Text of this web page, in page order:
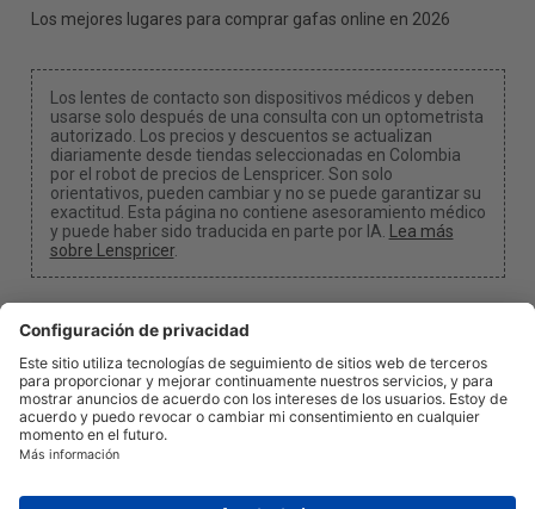
Los mejores lugares para comprar gafas online en 2026
Los lentes de contacto son dispositivos médicos y deben
usarse solo después de una consulta con un optometrista
autorizado. Los precios y descuentos se actualizan
diariamente desde tiendas seleccionadas en Colombia
por el robot de precios de Lenspricer. Son solo
orientativos, pueden cambiar y no se puede garantizar su
exactitud. Esta página no contiene asesoramiento médico
y puede haber sido traducida en parte por IA. Lea más
sobre Lenspricer.
Configuración de cookies
Podemos recibir una comisión si usas uno de nuestros
Acerca de nosotrosNoticiasInformación